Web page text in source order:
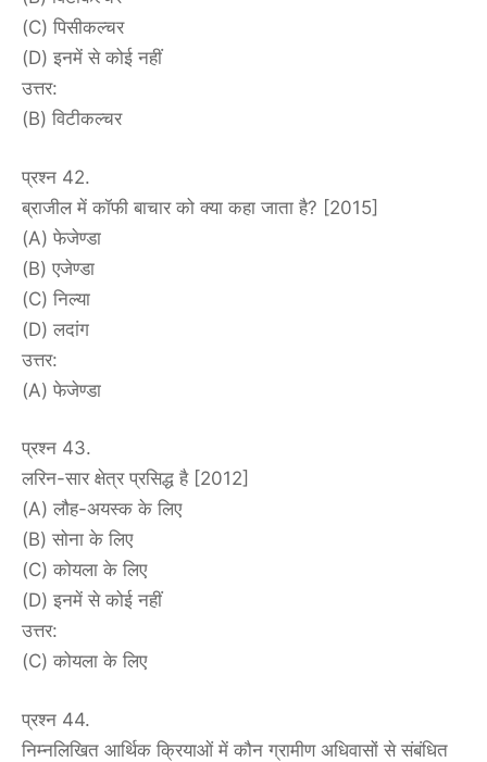
(C) पिसीकल्चर
(D) इनमें से कोई नहीं
उत्तर:
(B) विटीकल्चर
प्रश्न 42.
ब्राजील में कॉफी बाचार को क्या कहा जाता है? [2015]
(A) फेजेण्डा
(B) एजेण्डा
(C) निल्या
(D) लदांग
उत्तर:
(A) फेजेण्डा
प्रश्न 43.
लरिन-सार क्षेत्र प्रसिद्ध है [2012]
(A) लौह-अयस्क के लिए
(B) सोना के लिए
(C) कोयला के लिए
(D) इनमें से कोई नहीं
उत्तर:
(C) कोयला के लिए
प्रश्न 44.
निम्नलिखित आर्थिक क्रियाओं में कौन ग्रामीण अधिवासों से संबंधित